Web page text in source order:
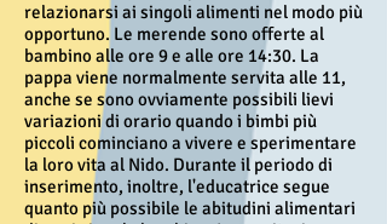
relazionarsi ai singoli alimenti nel modo più
opportuno. Le merende sono offerte al
bambino alle ore 9 e alle ore 14:30. La
pappa viene normalmente servita alle 11,
anche se sono ovviamente possibili lievi
variazioni di orario quando i bimbi più
piccoli cominciano a vivere e sperimentare
la loro vita al Nido. Durante il periodo di
inserimento, inoltre, l'educatrice segue
quanto più possibile le abitudini alimentari